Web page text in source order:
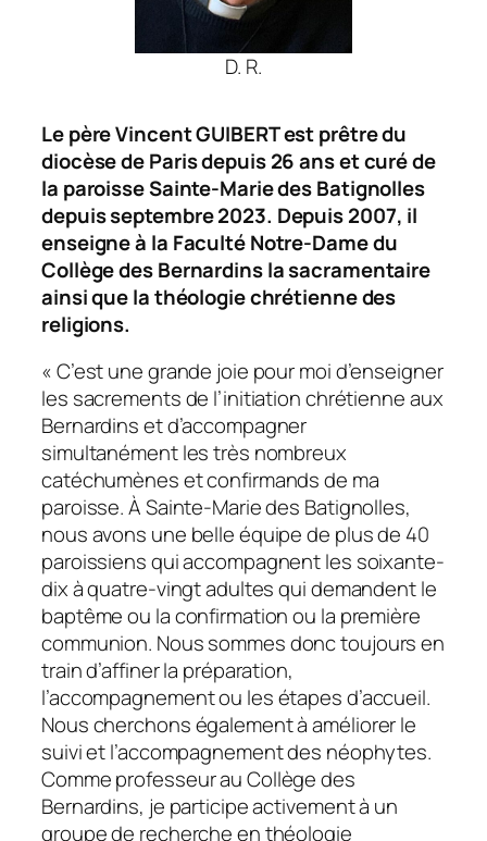
D. R.
Le père Vincent GUIBERT est prêtre du
diocèse de Paris depuis 26 ans et curé de
la paroisse Sainte-Marie des Batignolles
depuis septembre 2023. Depuis 2007, il
enseigne à la Faculté Notre-Dame du
Collège des Bernardins la sacramentaire
ainsi que la théologie chrétienne des
religions.
« C’est une grande joie pour moi d’enseigner
les sacrements de l’initiation chrétienne aux
Bernardins et d’accompagner
simultanément les très nombreux
catéchumènes et confirmands de ma
paroisse. À Sainte-Marie des Batignolles,
nous avons une belle équipe de plus de 40
paroissiens qui accompagnent les soixante-
dix à quatre-vingt adultes qui demandent le
baptême ou la confirmation ou la première
communion. Nous sommes donc toujours en
train d’affiner la préparation,
l’accompagnement ou les étapes d’accueil.
Nous cherchons également à améliorer le
suivi et l’accompagnement des néophytes.
Comme professeur au Collège des
Bernardins, je participe activement à un
groupe de recherche en théologie